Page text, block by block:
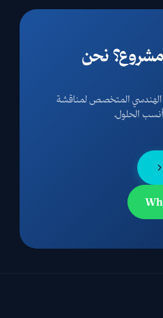
نحن
الهندسي المتخصص لمناقشة
الحلول.